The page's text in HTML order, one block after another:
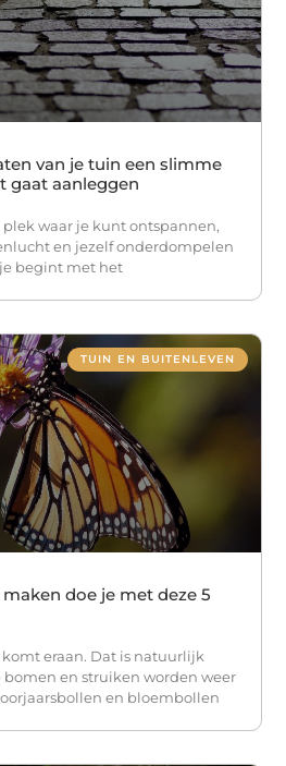
van je tuin een slimme
gaat aanleggen
waar je kunt ontspannen,
en jezelf onderdompelen
begint met het
TUIN EN BUITENLEVEN
doe je met deze 5
eraan. Dat is natuurlijk
bomen en struiken worden weer
en bloembollen